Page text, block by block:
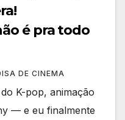
é pra todo
DE CINEMA
K-pop, animação
— e eu finalmente